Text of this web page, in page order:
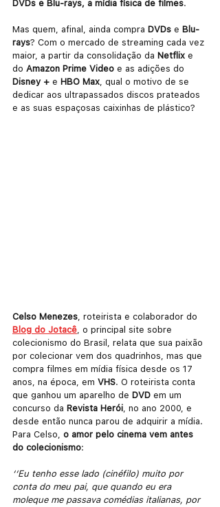
DVDs e Blu-rays, a mídia física de filmes.
Mas quem, afinal, ainda compra DVDs e Blu-
rays? Com o mercado de streaming cada vez
maior, a partir da consolidação da Netflix e
do Amazon Prime Video e as adições do
Disney + e HBO Max, qual o motivo de se
dedicar aos ultrapassados discos prateados
e as suas espaçosas caixinhas de plástico?
Celso Menezes, roteirista e colaborador do
Blog do Jotacê, o principal site sobre
colecionismo do Brasil, relata que sua paixão
por colecionar vem dos quadrinhos, mas que
compra filmes em mídia física desde os 17
anos, na época, em VHS. O roteirista conta
que ganhou um aparelho de DVD em um
concurso da Revista Herói, no ano 2000, e
desde então nunca parou de adquirir a mídia.
Para Celso, o amor pelo cinema vem antes
do colecionismo:
‘‘Eu tenho esse lado (cinéfilo) muito por
conta do meu pai, que quando eu era
moleque me passava comédias italianas, por